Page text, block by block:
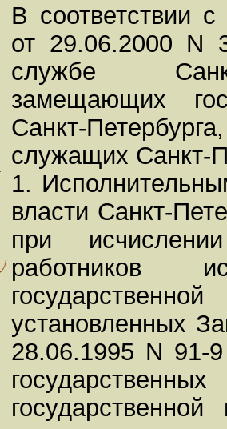
В соответствии
от 29.06.2000 N
службе
замещающих
Санкт-
служащих Санкт-
1.
власти Санкт-
при
работников
установленных
28.06.1995 N 91-